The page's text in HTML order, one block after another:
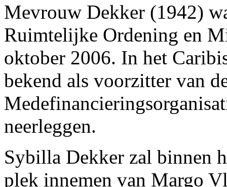
Mevrouw Dekker (1942)
Ruimtelijke Ordening en
oktober 2006. In het
bekend als voorzitter van
neerleggen.
Sybilla Dekker zal binnen
plek innemen van Margo